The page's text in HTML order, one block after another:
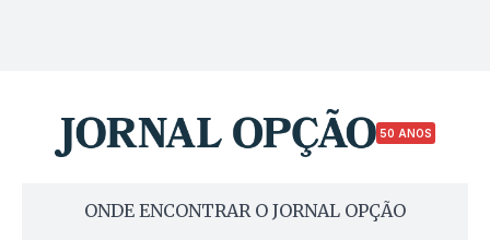
50 ANOS
ONDE ENCONTRAR O JORNAL OPÇÃO